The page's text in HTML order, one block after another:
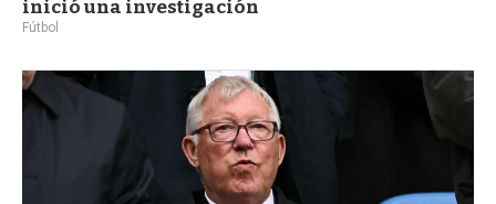
inició una investigación
Fútbol